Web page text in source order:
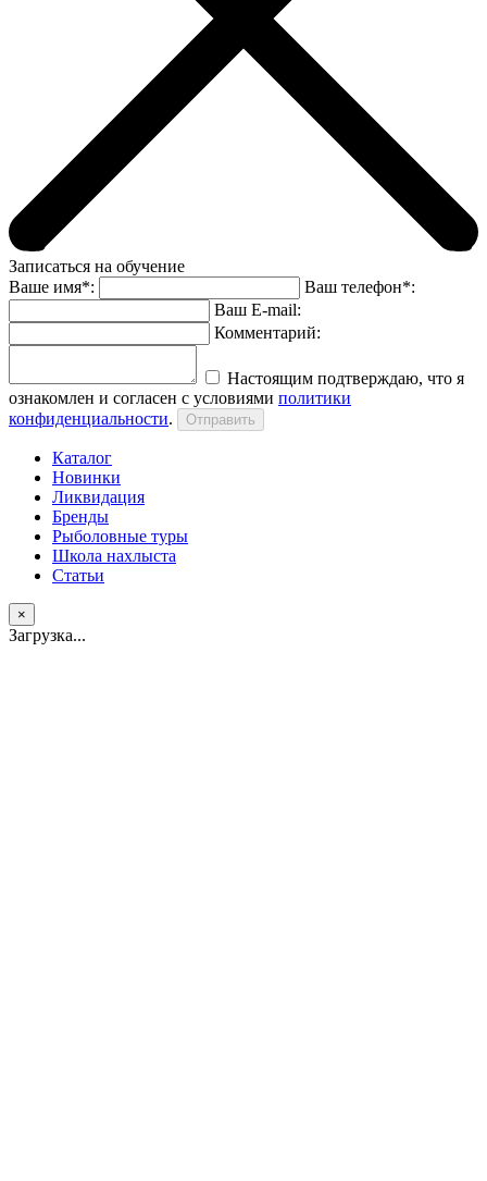
Записаться на обучение
Ваше имя*:
Ваш телефон*:
Ваш E-mail:
Комментарий:
Настоящим подтверждаю, что я
ознакомлен и согласен с условиями политики
конфиденциальности.
Каталог
Новинки
Ликвидация
Бренды
Рыболовные туры
Школа нахлыста
Статьи
×
Загрузка...